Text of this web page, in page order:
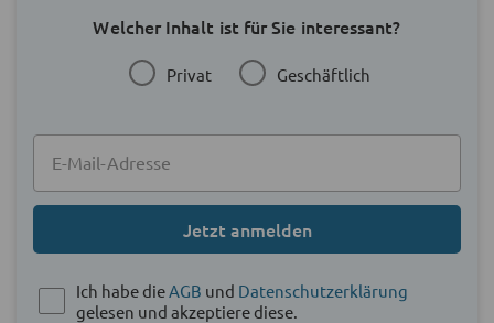
Welcher Inhalt ist für Sie interessant?
Privat Geschäftlich
Jetzt anmelden
Ich habe die AGB und Datenschutzerklärung
gelesen und akzeptiere diese.